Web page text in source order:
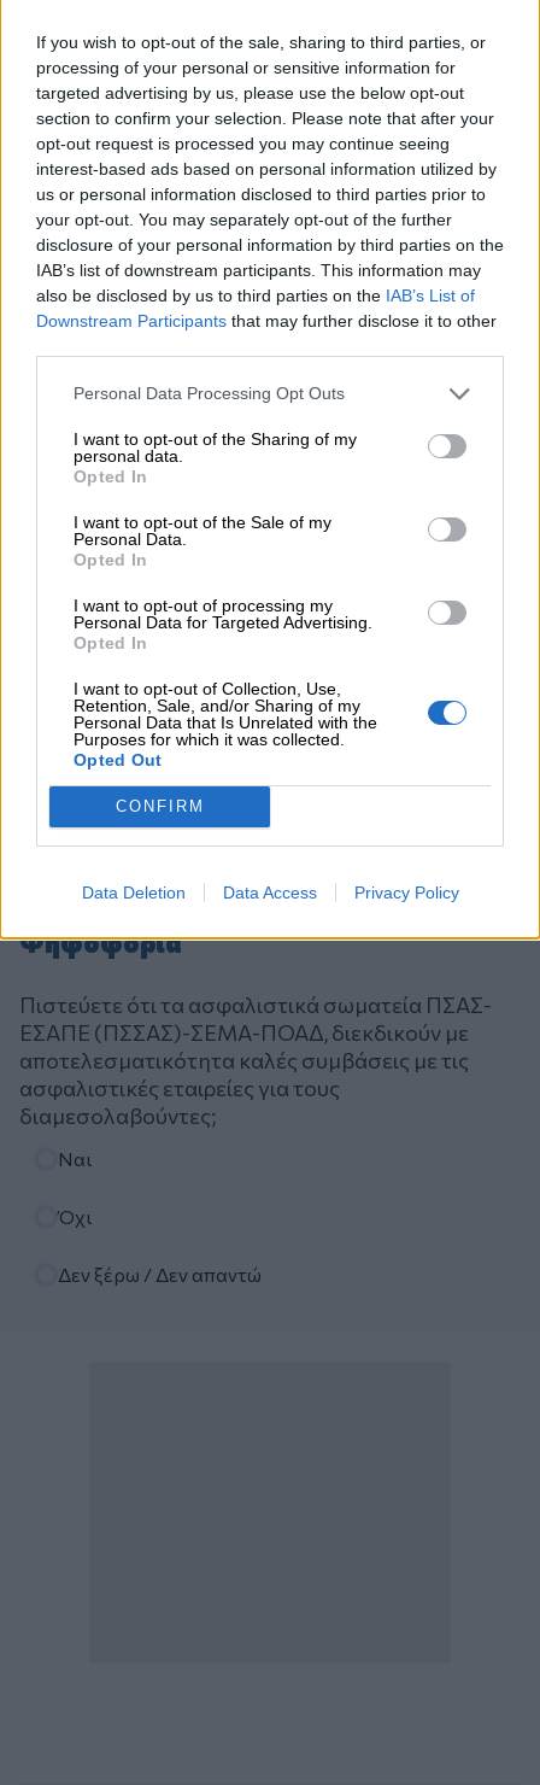
If you wish to opt-out of the sale, sharing to third parties, or
processing of your personal or sensitive information for
targeted advertising by us, please use the below opt-out
section to confirm your selection. Please note that after your
opt-out request is processed you may continue seeing
interest-based ads based on personal information utilized by
us or personal information disclosed to third parties prior to
your opt-out. You may separately opt-out of the further
disclosure of your personal information by third parties on the
IAB’s list of downstream participants. This information may
also be disclosed by us to third parties on the IAB’s List of
Downstream Participants that may further disclose it to other
Personal Data Processing Opt Outs
I want to opt-out of the Sharing of my
personal data.
Opted In
I want to opt-out of the Sale of my
Personal Data.
Opted In
I want to opt-out of processing my
Personal Data for Targeted Advertising.
Opted In
I want to opt-out of Collection, Use,
Retention, Sale, and/or Sharing of my
Personal Data that Is Unrelated with the
Purposes for which it was collected.
Opted Out
CONFIRM
Data Deletion Data Access Privacy Policy
05.08.2026
Randy Schekman, Νομπελίστας Ιατρικής: «Σε πέντε χρόνια
μπορεί να έχουμε θεραπεία που αναστέλλει την εξέλιξη του
Πάρκινσον»
05.08.2026
Ε.Ε και παράνομη μετανάστευση: προτάσεις και δράσεις με
παρονομαστή το κοινό συμφέρον
05.08.2026
Αντώνης Βουκλαρής - «ΕΡΡΙΚΟΣ ΝΤΥΝΑΝ»
05.08.2026
διαμεσολαβητών
Ψηφοφορία
Πιστεύετε ότι τα ασφαλιστικά σωματεία ΠΣΑΣ-
ΕΣΑΠΕ (ΠΣΣΑΣ)-ΣΕΜΑ-ΠΟΑΔ, διεκδικούν με
αποτελεσματικότητα καλές συμβάσεις με τις
ασφαλιστικές εταιρείες για τους
διαμεσολαβούντες;
Ναι
Όχι
Δεν ξέρω / Δεν απαντώ